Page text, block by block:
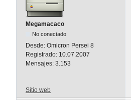
Megamacaco
No conectado
Desde: Omicron Persei 8
Registrado: 10.07.2007
Mensajes: 3.153
Sitio web